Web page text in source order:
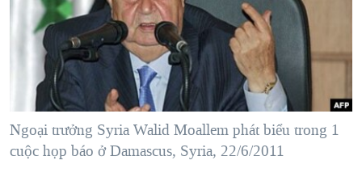
"Tìm"NGƯỜI VIỆT HẢI NGOẠI
ĐỜI SỐNG
KINH TẾ
KHOA HỌC
SỨC KHOẺ
VĂN HOÁ
TẠI
HÀNH TRÌNH BẦU CỬ 2024
MỘT NĂM CHIẾN TRANH TẠI DẢI GAZA
GIẢI MÃ VÀNH ĐAI & CON ĐƯỜNG
TRỊNH VĨNH BÌNH - NGƯỜI HẠ 'BÊN THẮNG CUỘC'
VIDEO
NGHE
MẠNG XÃ HỘI
Ngôn ngữ khác
Ngoại trưởng Syria Walid Moallem phát biểu trong 1
cuộc họp báo ở Damascus, Syria, 22/6/2011